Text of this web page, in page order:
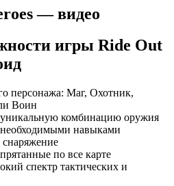
— видео
игры Ride Out
персонажа: Маг, Охотник,
Воин
комбинацию оружия
навыками
по все карте
спектр тактических и